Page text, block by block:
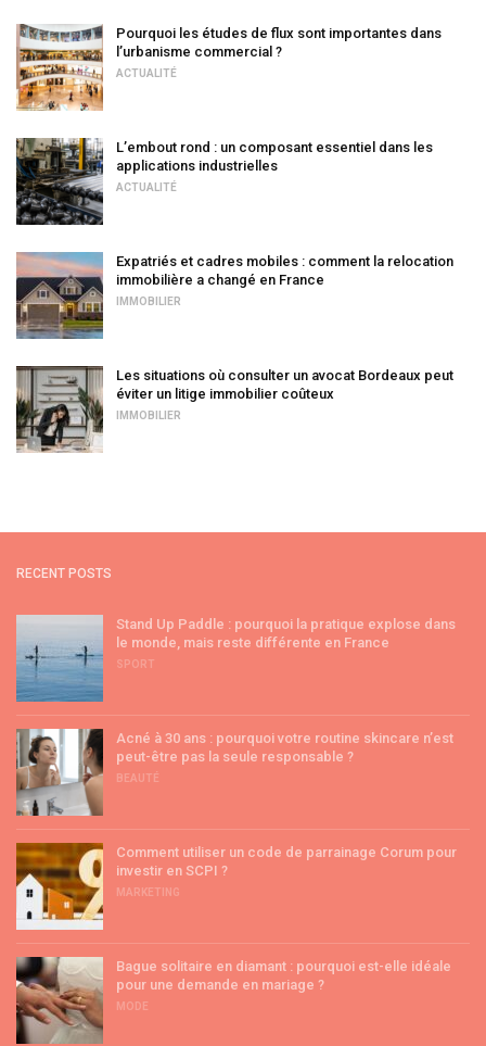
Pourquoi les études de flux sont importantes dans
l’urbanisme commercial ?
ACTUALITÉ
L’embout rond : un composant essentiel dans les
applications industrielles
ACTUALITÉ
Expatriés et cadres mobiles : comment la relocation
immobilière a changé en France
IMMOBILIER
Les situations où consulter un avocat Bordeaux peut
éviter un litige immobilier coûteux
IMMOBILIER
RECENT POSTS
Stand Up Paddle : pourquoi la pratique explose dans
le monde, mais reste différente en France
SPORT
Acné à 30 ans : pourquoi votre routine skincare n’est
peut-être pas la seule responsable ?
BEAUTÉ
Comment utiliser un code de parrainage Corum pour
investir en SCPI ?
MARKETING
Bague solitaire en diamant : pourquoi est-elle idéale
pour une demande en mariage ?
MODE